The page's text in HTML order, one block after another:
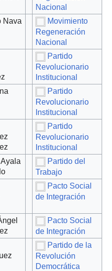
Nacional
Nava
Movimiento
Regeneración
Nacional
Partido
Revolucionario
Institucional
Partido
Revolucionario
Institucional
Partido
Revolucionario
Institucional
Partido del
Trabajo
Pacto Social
de Integración
Pacto Social
de Integración
Partido de la
Revolución
Democrática